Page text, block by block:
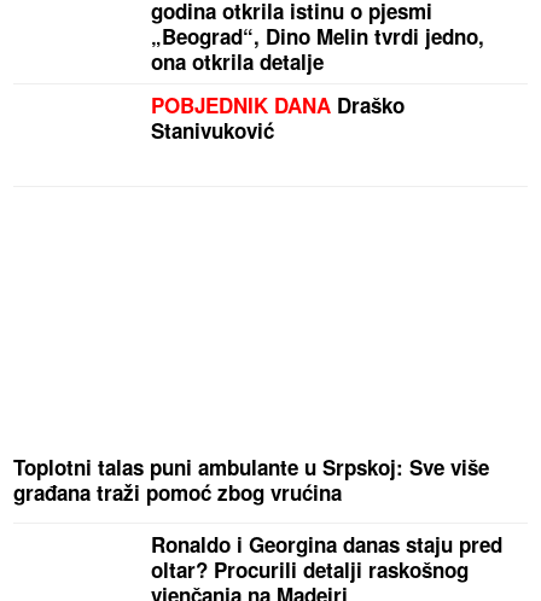
godina otkrila istinu o pjesmi
„Beograd“, Dino Melin tvrdi jedno,
ona otkrila detalje
POBJEDNIK DANA Draško
Stanivuković
Toplotni talas puni ambulante u Srpskoj: Sve više
građana traži pomoć zbog vrućina
Ronaldo i Georgina danas staju pred
oltar? Procurili detalji raskošnog